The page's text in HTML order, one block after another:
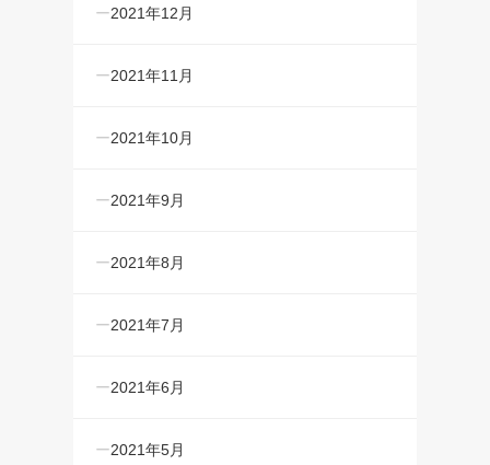
2021年12月
2021年11月
2021年10月
2021年9月
2021年8月
2021年7月
2021年6月
2021年5月